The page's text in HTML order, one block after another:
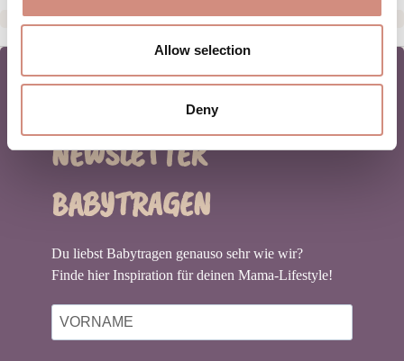
Allow selection
Deny
NEWSLETTER
BABYTRAGEN
Du liebst Babytragen genauso sehr wie wir?
Finde hier Inspiration für deinen Mama-Lifestyle!